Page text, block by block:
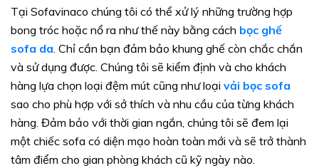
Tại Sofavinaco chúng tôi có thể xử lý những trường hợp
bong tróc hoặc nổ ra như thế này bằng cách bọc ghế
sofa da. Chỉ cần bạn đảm bảo khung ghế còn chắc chắn
và sử dụng được. Chúng tôi sẽ kiểm định và cho khách
hàng lựa chọn loại đệm mút cũng như loại vải bọc sofa
sao cho phù hợp với sở thích và nhu cầu của từng khách
hàng. Đảm bảo với thời gian ngắn, chúng tôi sẽ đem lại
một chiếc sofa có diện mạo hoàn toàn mới và sẽ trở thành
tâm điểm cho gian phòng khách cũ kỹ ngày nào.